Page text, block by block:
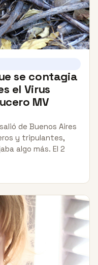
se contagia
el Virus
MV
de Buenos Aires
y tripulantes,
algo más. El 2